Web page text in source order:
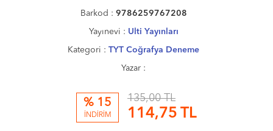
Barkod : 9786259767208
Yayınevi : Ulti Yayınları
Kategori : TYT Coğrafya Deneme
Yazar :
% 15
İNDİRİM
135,00 TL
114,75 TL